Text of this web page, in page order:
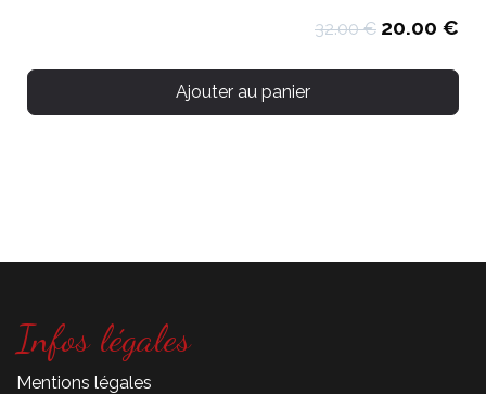
32.00 € 20.00 €
Ajouter au panier
Infos légales
Mentions légales